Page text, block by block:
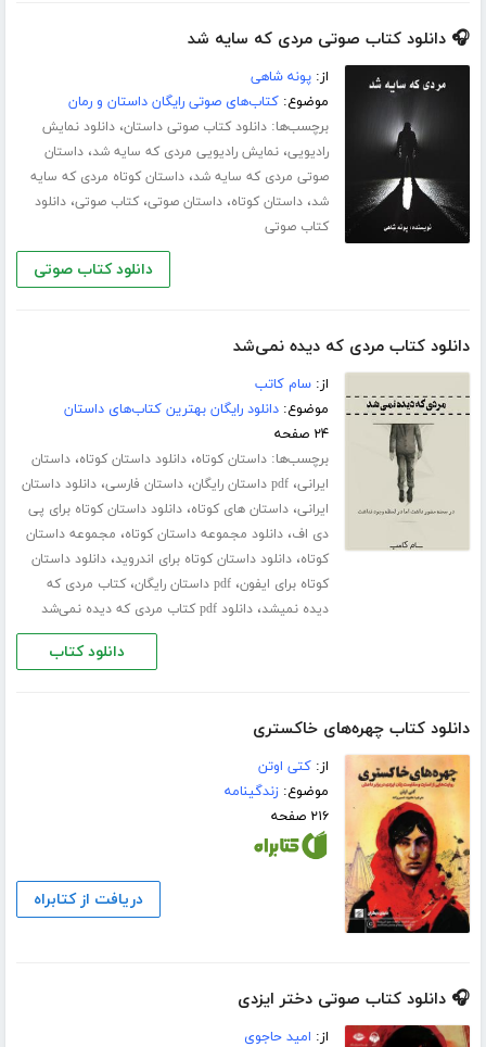
🎧 دانلود کتاب صوتی مردی که سایه شد
از:پونه شاهی
موضوع:کتاب‌های صوتی رایگان داستان و رمان
برچسب‌ها:دانلود کتاب صوتی داستان،دانلود نمایش
رادیویی،نمایش رادیویی مردی که سایه شد،داستان
صوتی مردی که سایه شد،داستان کوتاه مردی که سایه
شد،داستان کوتاه،داستان صوتی،کتاب صوتی،دانلود
کتاب صوتی
دانلود کتاب صوتی
دانلود کتاب مردی که دیده نمی‌شد
از:سام کاتب
موضوع:دانلود رایگان بهترین کتاب‌های داستان
۲۴ صفحه
برچسب‌ها:داستان کوتاه،دانلود داستان کوتاه،داستان
ایرانی،pdf داستان رایگان ،داستان فارسی،دانلود داستان
ایرانی،داستان های کوتاه،دانلود داستان کوتاه برای پی
دی اف،دانلود مجموعه داستان کوتاه، مجموعه داستان
کوتاه،دانلود داستان کوتاه برای اندروید،دانلود داستان
کوتاه برای ایفون،pdf داستان رایگان ،کتاب مردی که
دیده نمیشد،دانلود pdf کتاب مردی که دیده نمی‌شد
دانلود کتاب
دانلود کتاب چهره‌های خاکستری
از:کتی اوتن
موضوع:زندگینامه
۲۱۶ صفحه
دریافت از کتابراه
🎧 دانلود کتاب صوتی دختر ایزدی
از: امید حاجوی